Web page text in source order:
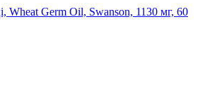
Wheat Germ Oil, Swanson, 1130 мг, 60